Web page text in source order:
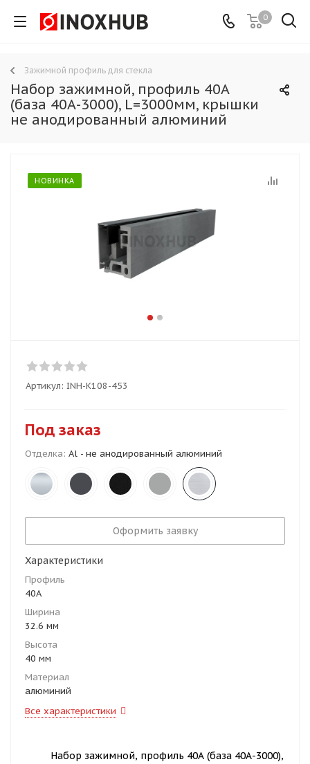
0
Зажимной профиль для стекла
Набор зажимной, профиль 40А
(база 40А-3000), L=3000мм, крышки
не анодированный алюминий
НОВИНКА
Артикул: INH-K108-453
Под заказ
Отделка: Al - не анодированный алюминий
Оформить заявку
Характеристики
Профиль
40А
Ширина
32.6 мм
Высота
40 мм
Материал
алюминий
Все характеристики
Набор зажимной, профиль 40А (база 40А-3000),